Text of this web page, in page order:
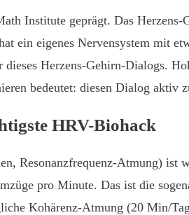
Institute geprägt. Das
ein eigenes Nervensystem mit
Herzens-Gehirn-Dialogs.
bedeutet: diesen Dialog aktiv
HRV-Biohack
Resonanzfrequenz-Atmung) ist
pro Minute. Das ist die
Kohärenz-Atmung (20 Min/